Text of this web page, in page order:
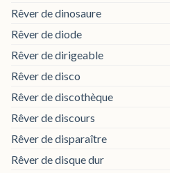
Rêver de dinosaure
Rêver de diode
Rêver de dirigeable
Rêver de disco
Rêver de discothèque
Rêver de discours
Rêver de disparaître
Rêver de disque dur